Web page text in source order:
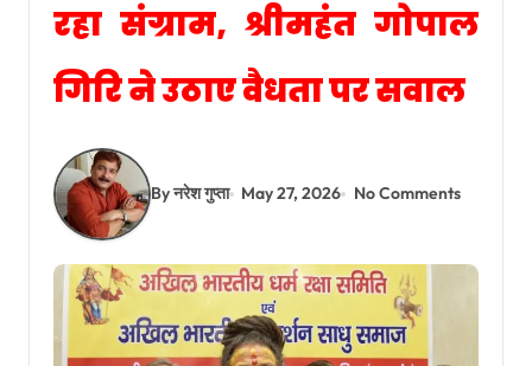
रहा संग्राम, श्रीमहंत गोपाल
गिरि ने उठाए वैधता पर सवाल
By नरेश गुप्ता May 27, 2026 No Comments